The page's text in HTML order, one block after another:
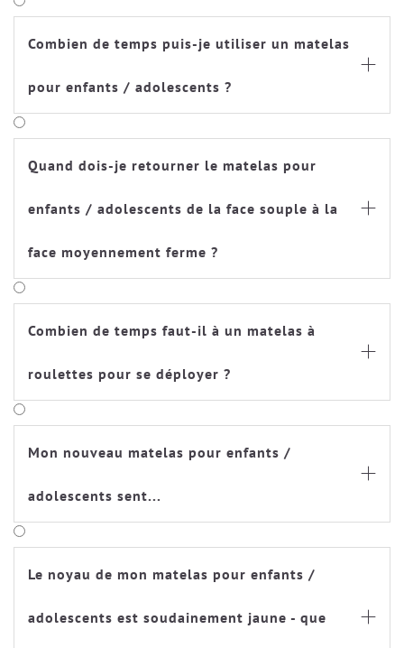
Combien de temps puis-je utiliser un matelas
pour enfants / adolescents ?

Quand dois-je retourner le matelas pour
enfants / adolescents de la face souple à la
face moyennement ferme ?

Combien de temps faut-il à un matelas à
roulettes pour se déployer ?

Mon nouveau matelas pour enfants /
adolescents sent...

Le noyau de mon matelas pour enfants /
adolescents est soudainement jaune - que 